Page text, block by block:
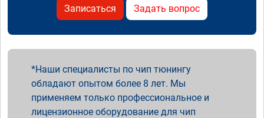
Записаться Задать вопрос
Наши специалисты по чип тюнингу
обладают опытом более 8 лет. Мы
применяем только профессиональное и
лицензионное оборудование для чип